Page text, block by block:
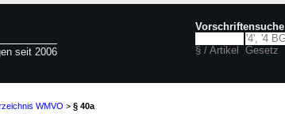
seit 2006
Vorschriftensuche
§ / Artikel Gesetz
WMVO > § 40a